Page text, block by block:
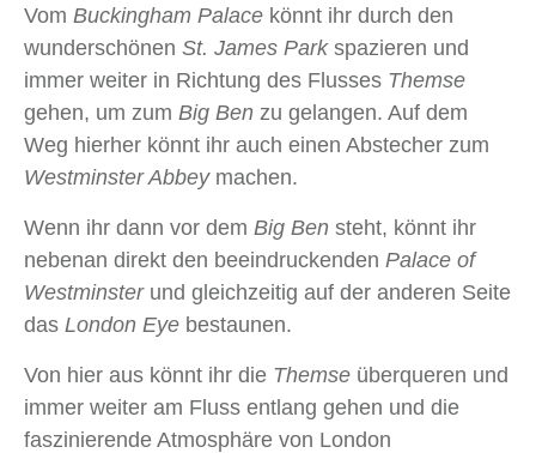
Vom Buckingham Palace könnt ihr durch den
wunderschönen St. James Parkspazieren und
immer weiter in Richtung des Flusses Themse
gehen, um zum Big Ben zu gelangen. Auf dem
Weg hierher könnt ihr auch einen Abstecher zum
Westminster Abbeymachen.
Wenn ihr dann vor dem Big Ben steht, könnt ihr
nebenan direkt den beeindruckenden Palace of
Westminsterund gleichzeitig auf der anderen Seite
das London Eye bestaunen.
Von hier aus könnt ihr die Themse überqueren und
immer weiter am Fluss entlang gehen und die
faszinierende Atmosphäre von London